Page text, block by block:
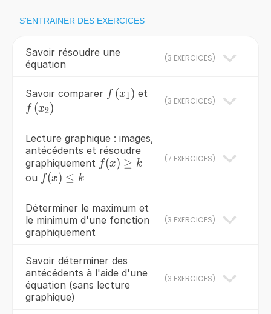
S'ENTRAINER DES EXERCICES
Savoir résoudre une
équation
(3 EXERCICES)
Savoir comparer f\left(x_{1}\right)
f (x1 ) et
f\left(x_{2}\right)
f (x2) (3 EXERCICES)
Lecture graphique : images,
antécédents et résoudre
graphiquement f(x)
f(x) ≥ k
ou f(x)
k
f(x) ≤ k
(7 EXERCICES)
Déterminer le maximum et
le minimum d'une fonction
graphiquement
(3 EXERCICES)
Savoir déterminer des
antécédents à l'aide d'une
équation (sans lecture
graphique)
(3 EXERCICES)